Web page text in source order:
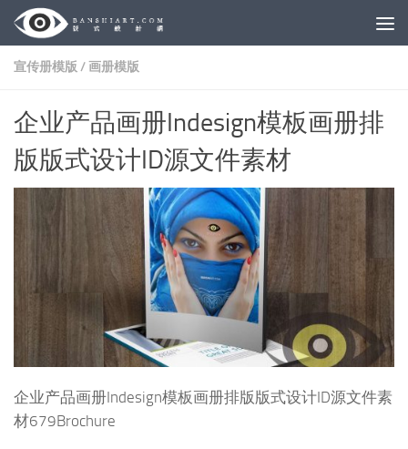
Skip to content
宣传册模版 /画册模版
企业产品画册Indesign模板画册排
版版式设计ID源文件素材
企业产品画册Indesign模板画册排版版式设计ID源文件素
材679Brochure